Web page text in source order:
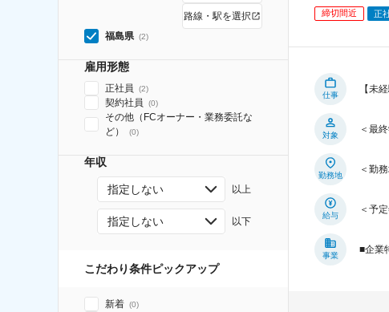
路線・駅を選択
福島県 (2)
雇用形態
正社員 (2)
契約社員 (0)
その他（FCオーナー・業務委託な
ど）
(0)
年収
指定しない 以上
指定しない 以下
こだわり条件ピックアップ
新着 (0)
締切間近 正
仕事
【未
対象
＜最
勤務地
＜勤
給与
＜予
事業
■企業